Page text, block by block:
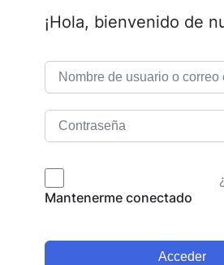
¡Hola, bienvenido de
Mantenerme conectado
Acceder